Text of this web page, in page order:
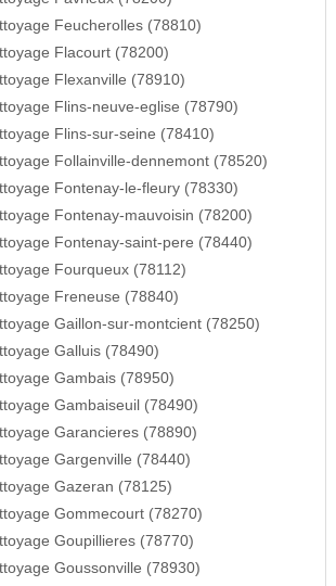
Feucherolles (78810)
Flacourt (78200)
Flexanville (78910)
Flins-neuve-eglise (78790)
Flins-sur-seine (78410)
Follainville-dennemont (78520)
Fontenay-le-fleury (78330)
Fontenay-mauvoisin (78200)
Fontenay-saint-pere (78440)
Fourqueux (78112)
Freneuse (78840)
Gaillon-sur-montcient (78250)
Galluis (78490)
Gambais (78950)
Gambaiseuil (78490)
Garancieres (78890)
Gargenville (78440)
Gazeran (78125)
Gommecourt (78270)
Goupillieres (78770)
Goussonville (78930)